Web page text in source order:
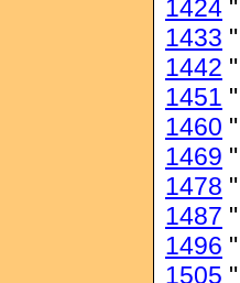
1424 "
1433 "
1442 "
1451 "
1460 "
1469 "
1478 "
1487 "
1496 "
1505 "